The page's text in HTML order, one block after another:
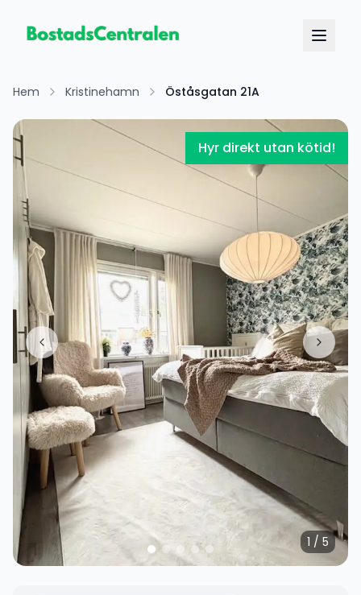
Hem Kristinehamn Öståsgatan 21A
Hyr direkt utan kötid!
1 / 5